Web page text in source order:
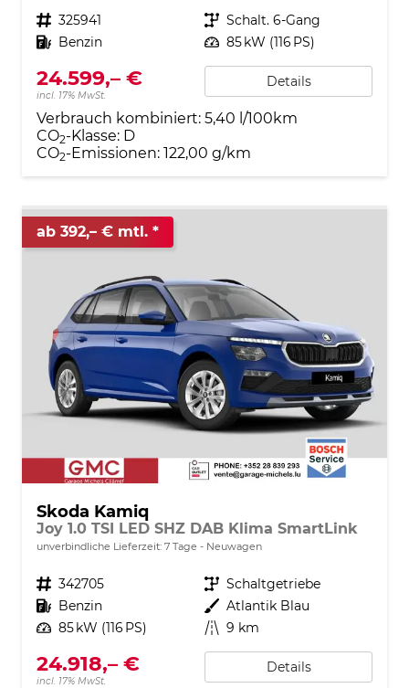
Fahrzeugnr. 325941 Getriebe Schalt. 6-Gang
Kraftstoff Benzin Leistung 85 kW (116 PS)
24.599,– €
incl. 17% MwSt.
Details
Verbrauch kombiniert: 5,40 l/100km
CO2-Klasse: D
CO2-Emissionen: 122,00 g/km
ab 392,– € mtl.
Skoda Kamiq
Joy 1.0 TSI LED SHZ DAB Klima SmartLink
unverbindliche Lieferzeit: 7 Tage Neuwagen
Fahrzeugnr. 342705 Getriebe Schaltgetriebe
Kraftstoff Benzin Außenfarbe Atlantik Blau
Leistung 85 kW (116 PS) Kilometerstand 9 km
24.918,– €
incl. 17% MwSt.
Details